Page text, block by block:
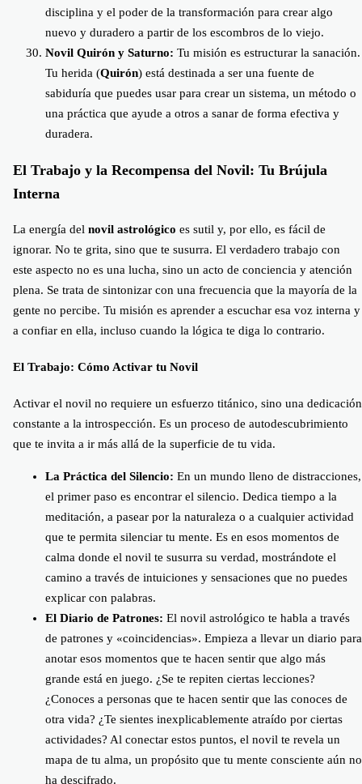
disciplina y el poder de la transformación para crear algo
nuevo y duradero a partir de los escombros de lo viejo.
Novil Quirón y Saturno: Tu misión es estructurar la sanación.
Tu herida (Quirón) está destinada a ser una fuente de
sabiduría que puedes usar para crear un sistema, un método o
una práctica que ayude a otros a sanar de forma efectiva y
duradera.
El Trabajo y la Recompensa del Novil: Tu Brújula
Interna
La energía del novil astrológico es sutil y, por ello, es fácil de
ignorar. No te grita, sino que te susurra. El verdadero trabajo con
este aspecto no es una lucha, sino un acto de conciencia y atención
plena. Se trata de sintonizar con una frecuencia que la mayoría de la
gente no percibe. Tu misión es aprender a escuchar esa voz interna y
a confiar en ella, incluso cuando la lógica te diga lo contrario.
El Trabajo: Cómo Activar tu Novil
Activar el novil no requiere un esfuerzo titánico, sino una dedicación
constante a la introspección. Es un proceso de autodescubrimiento
que te invita a ir más allá de la superficie de tu vida.
La Práctica del Silencio: En un mundo lleno de distracciones,
el primer paso es encontrar el silencio. Dedica tiempo a la
meditación, a pasear por la naturaleza o a cualquier actividad
que te permita silenciar tu mente. Es en esos momentos de
calma donde el novil te susurra su verdad, mostrándote el
camino a través de intuiciones y sensaciones que no puedes
explicar con palabras.
El Diario de Patrones: El novil astrológico te habla a través
de patrones y «coincidencias». Empieza a llevar un diario para
anotar esos momentos que te hacen sentir que algo más
grande está en juego. ¿Se te repiten ciertas lecciones?
¿Conoces a personas que te hacen sentir que las conoces de
otra vida? ¿Te sientes inexplicablemente atraído por ciertas
actividades? Al conectar estos puntos, el novil te revela un
mapa de tu alma, un propósito que tu mente consciente aún no
ha descifrado.